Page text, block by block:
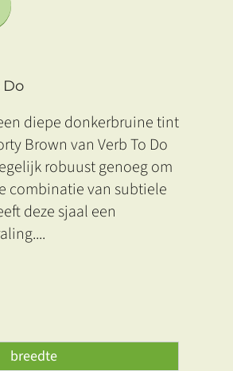
Do
diepe donkerbruine tint
Brown van Verb To Do
robuust genoeg om
combinatie van subtiele
deze sjaal een
...
breedte